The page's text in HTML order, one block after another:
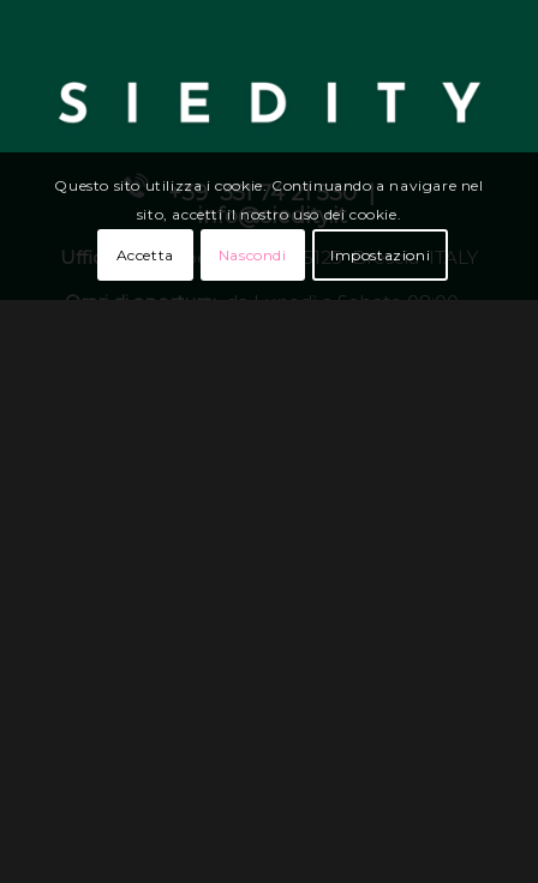
+39 351 74 21 530 |
info@siedity.it
Uffici: Via G. Oberdan 6|
25125 Brescia ITALY
Orari di apertura:da Lunedì a Sabato 08:00 –
Questo sito utilizza i cookie. Continuando a navigare nel
sito, accetti il nostro uso dei cookie.
Accetta Nascondi Impostazioni